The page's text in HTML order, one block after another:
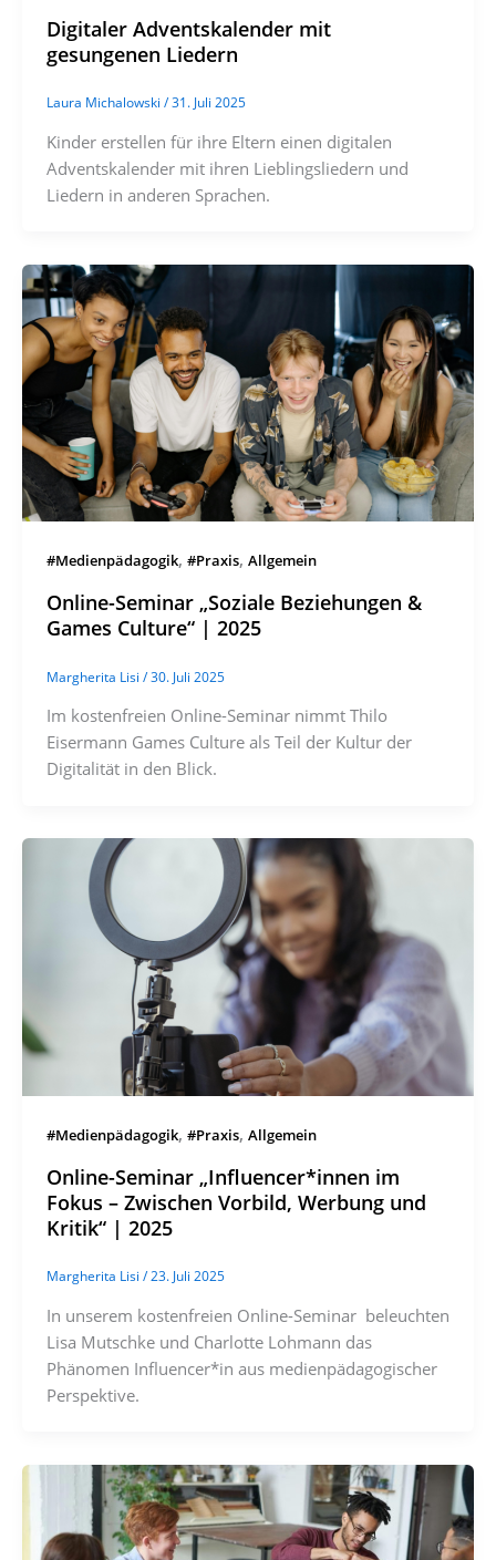
Digitaler Adventskalender mit
gesungenen Liedern
Laura Michalowski /31. Juli 2025
Kinder erstellen für ihre Eltern einen digitalen
Adventskalender mit ihren Lieblingsliedern und
Liedern in anderen Sprachen.
#Medienpädagogik, #Praxis, Allgemein
Online-Seminar „Soziale Beziehungen &
Games Culture“ | 2025
Margherita Lisi /30. Juli 2025
Im kostenfreien Online-Seminar nimmt Thilo
Eisermann Games Culture als Teil der Kultur der
Digitalität in den Blick.
#Medienpädagogik, #Praxis, Allgemein
Online-Seminar „Influencer*innen im
Fokus – Zwischen Vorbild, Werbung und
Kritik“ | 2025
Margherita Lisi /23. Juli 2025
In unserem kostenfreien Online-Seminar beleuchten
Lisa Mutschke und Charlotte Lohmann das
Phänomen Influencer*in aus medienpädagogischer
Perspektive.